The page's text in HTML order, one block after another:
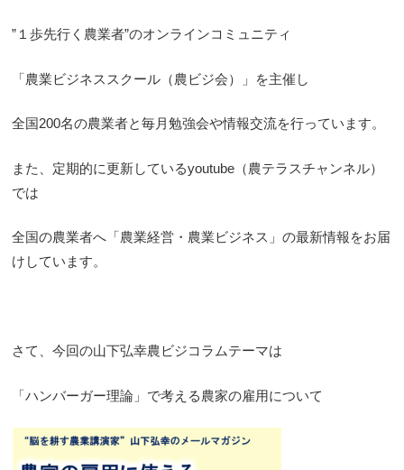
”１歩先行く農業者”のオンラインコミュニティ
「農業ビジネススクール（農ビジ会）」を主催し
全国200名の農業者と毎月勉強会や情報交流を行っています。
また、定期的に更新しているyoutube（農テラスチャンネル）
では
全国の農業者へ「農業経営・農業ビジネス」の最新情報をお届
けしています。
さて、今回の山下弘幸農ビジコラムテーマは
「ハンバーガー理論」で考える農家の雇用について